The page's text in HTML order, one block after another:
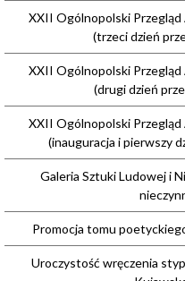
XXII Ogólnopolski
(trzeci dzień
XXII Ogólnopolski
(drugi dzień
XXII Ogólnopolski
(inauguracja i pierwszy
Galeria Sztuki Ludowej i
Promocja tomu
Uroczystość wręczenia